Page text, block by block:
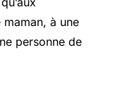
à une
personne de